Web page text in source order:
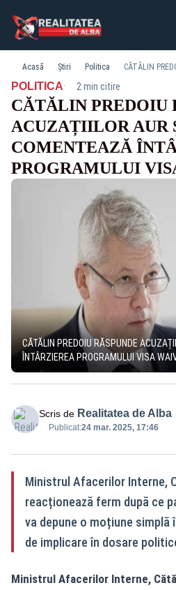
Acasă Știri Politica
POLITICA· 2 min citire
CĂTĂLIN PREDOIU
ACUZAȚIILOR AUR
COMENTEAZĂ
PROGRAMULUI
CĂTĂLIN PREDOIU RĂSPUNDE
ÎNTÂRZIEREA PROGRAMULUI VISA
Scris de Realitatea de Alba
Publicat:24 mar. 2025, 17:46
Ministrul Afacerilor Interne,
reacționează ferm după ce
va depune o moțiune simplă
de implicare în dosare
Ministrul Afacerilor Interne,